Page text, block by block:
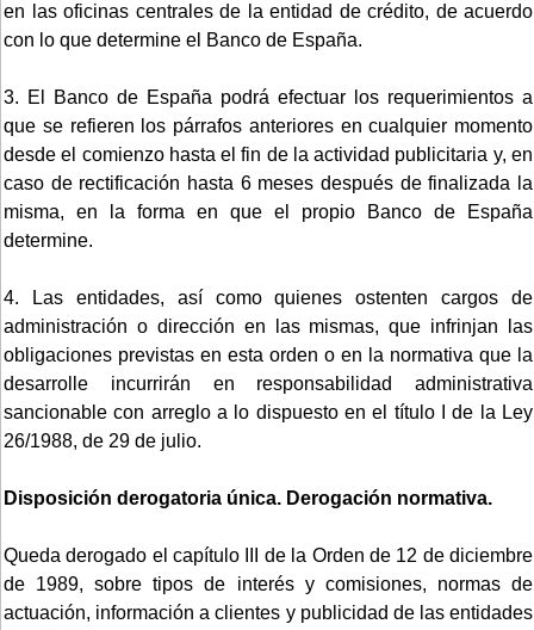
en las oficinas centrales de la entidad de crédito, de acuerdo
con lo que determine el Banco de España.
3. El Banco de España podrá efectuar los requerimientos a
que se refieren los párrafos anteriores en cualquier momento
desde el comienzo hasta el fin de la actividad publicitaria y, en
caso de rectificación hasta 6 meses después de finalizada la
misma, en la forma en que el propio Banco de España
determine.
4. Las entidades, así como quienes ostenten cargos de
administración o dirección en las mismas, que infrinjan las
obligaciones previstas en esta orden o en la normativa que la
desarrolle incurrirán en responsabilidad administrativa
sancionable con arreglo a lo dispuesto en el título I de la Ley
26/1988, de 29 de julio.
Disposición derogatoria única. Derogación normativa.
Queda derogado el capítulo III de la Orden de 12 de diciembre
de 1989, sobre tipos de interés y comisiones, normas de
actuación, información a clientes y publicidad de las entidades